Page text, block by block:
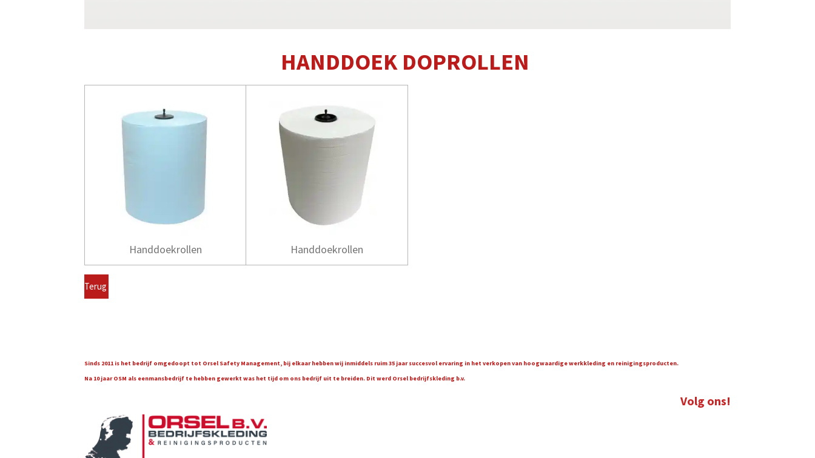
HANDDOEK DOPROLLEN
Handdoekrollen Handdoekrollen
Terug
Sinds 2011 is het bedrijf omgedoopt tot Orsel Safety Management, bij elkaar hebben wij inmiddels ruim 35 jaar succesvol ervaring in het verkopen van hoogwaardige werkkleding en reinigingsproducten.
Na 10 jaar OSM als eenmansbedrijf te hebben gewerkt was het tijd om ons bedrijf uit te breiden. Dit werd Orsel bedrijfskleding b.v.
Volg ons!